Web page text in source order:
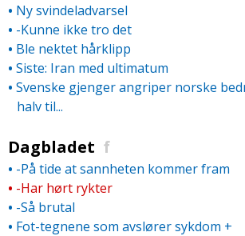
• Ny svindeladvarsel
• -Kunne ikke tro det
• Ble nektet hårklipp
• Siste: Iran med ultimatum
• Svenske gjenger angriper norske
halv til...
Dagbladet f
• -På tide at sannheten kommer fram
• -Har hørt rykter
• -Så brutal
• Fot-tegnene som avslører sykdom +